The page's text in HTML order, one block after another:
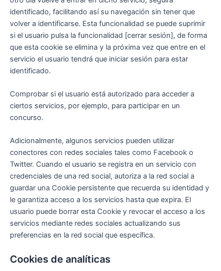
identificado, facilitando así su navegación sin tener que
volver a identificarse. Esta funcionalidad se puede suprimir
si el usuario pulsa la funcionalidad [cerrar sesión], de forma
que esta cookie se elimina y la próxima vez que entre en el
servicio el usuario tendrá que iniciar sesión para estar
identificado.
Comprobar si el usuario está autorizado para acceder a
ciertos servicios, por ejemplo, para participar en un
concurso.
Adicionalmente, algunos servicios pueden utilizar
conectores con redes sociales tales como Facebook o
Twitter. Cuando el usuario se registra en un servicio con
credenciales de una red social, autoriza a la red social a
guardar una Cookie persistente que recuerda su identidad y
le garantiza acceso a los servicios hasta que expira. El
usuario puede borrar esta Cookie y revocar el acceso a los
servicios mediante redes sociales actualizando sus
preferencias en la red social que específica.
Cookies de analíticas